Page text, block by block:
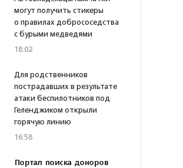
могут получить стикеры
о правилах добрососедства
с бурыми медведями
18:02
Для родственников
пострадавших в результате
атаки беспилотников под
Геленджиком открыли
горячую линию
16:58
Портал поиска доноров